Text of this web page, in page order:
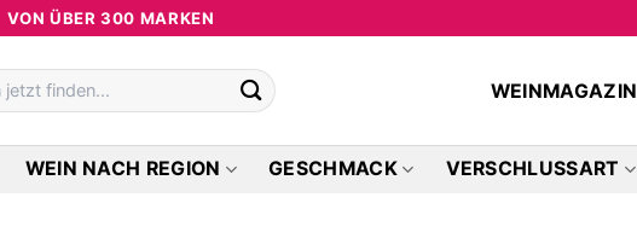
VON ÜBER 300 MARKEN
WEINMAGAZIN
WEIN NACH REGION GESCHMACK VERSCHLUSSART